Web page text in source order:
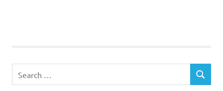
for:
SEARCH